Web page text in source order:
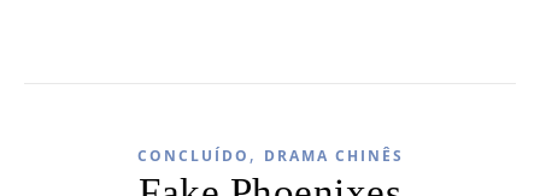
CONCLUÍDO , DRAMA CHINÊS